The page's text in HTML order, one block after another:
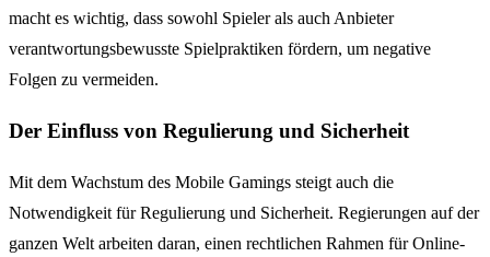
macht es wichtig, dass sowohl Spieler als auch Anbieter
verantwortungsbewusste Spielpraktiken fördern, um negative
Folgen zu vermeiden.
Der Einfluss von Regulierung und Sicherheit
Mit dem Wachstum des Mobile Gamings steigt auch die
Notwendigkeit für Regulierung und Sicherheit. Regierungen auf der
ganzen Welt arbeiten daran, einen rechtlichen Rahmen für Online-